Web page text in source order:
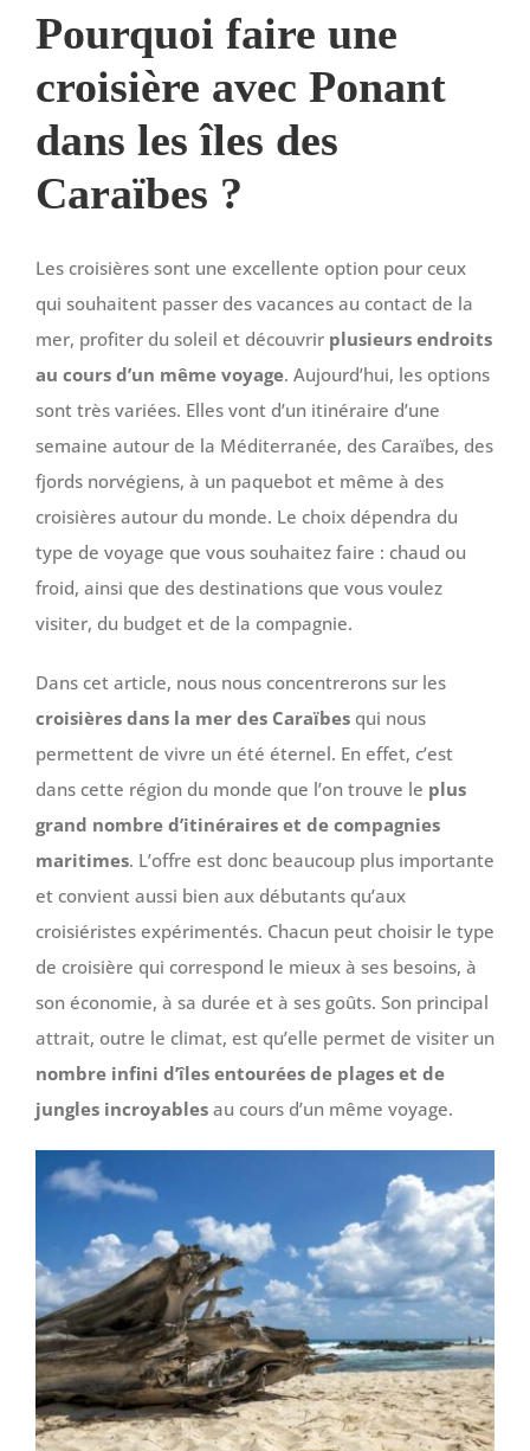
Pourquoi faire une
croisière avec Ponant
dans les îles des
Caraïbes ?
Les croisières sont une excellente option pour ceux
qui souhaitent passer des vacances au contact de la
mer, profiter du soleil et découvrir plusieurs endroits
au cours d’un même voyage. Aujourd’hui, les options
sont très variées. Elles vont d’un itinéraire d’une
semaine autour de la Méditerranée, des Caraïbes, des
fjords norvégiens, à un paquebot et même à des
croisières autour du monde. Le choix dépendra du
type de voyage que vous souhaitez faire : chaud ou
froid, ainsi que des destinations que vous voulez
visiter, du budget et de la compagnie.
Dans cet article, nous nous concentrerons sur les
croisières dans la mer des Caraïbesqui nous
permettent de vivre un été éternel. En effet, c’est
dans cette région du monde que l’on trouve le plus
grand nombre d’itinéraires et de compagnies
maritimes. L’offre est donc beaucoup plus importante
et convient aussi bien aux débutants qu’aux
croisiéristes expérimentés. Chacun peut choisir le type
de croisière qui correspond le mieux à ses besoins, à
son économie, à sa durée et à ses goûts. Son principal
attrait, outre le climat, est qu’elle permet de visiter un
nombre infini d’îles entourées de plages et de
jungles incroyablesau cours d’un même voyage.